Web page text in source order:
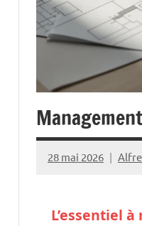
28 mai 2026
L’essentiel